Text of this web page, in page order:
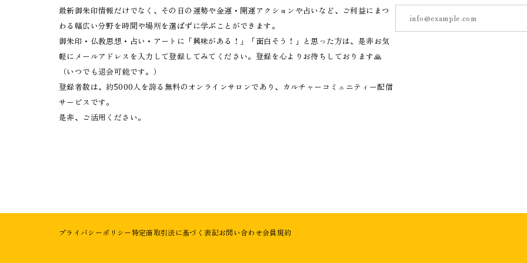
最新御朱印情報だけでなく、その日の運勢や金運・開運アクションや占いなど、ご利益にまつ
わる幅広い分野を時間や場所を選ばずに学ぶことができます。
御朱印・仏教思想・占い・アートに「興味がある！」「面白そう！」と思った方は、是非お気
軽にメールアドレスを入力して登録してみてください。登録を心よりお待ちしております🙏
（いつでも退会可能です。）
登録者数は、約5000人を誇る無料のオンラインサロンであり、カルチャーコミュニティー配信
サービスです。
是非、ご活用ください。
プライバシーポリシー特定商取引法に基づく表記お問い合わせ会員規約